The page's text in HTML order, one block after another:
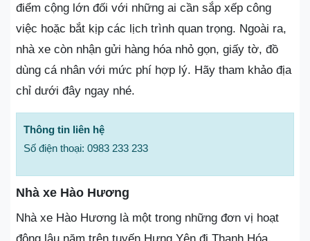
điểm cộng lớn đối với những ai cần sắp xếp công
việc hoặc bắt kịp các lịch trình quan trọng. Ngoài ra,
nhà xe còn nhận gửi hàng hóa nhỏ gọn, giấy tờ, đồ
dùng cá nhân với mức phí hợp lý. Hãy tham khảo địa
chỉ dưới đây ngay nhé.
Thông tin liên hệ
Số điện thoại: 0983 233 233
Nhà xe Hào Hương
Nhà xe Hào Hương là một trong những đơn vị hoạt